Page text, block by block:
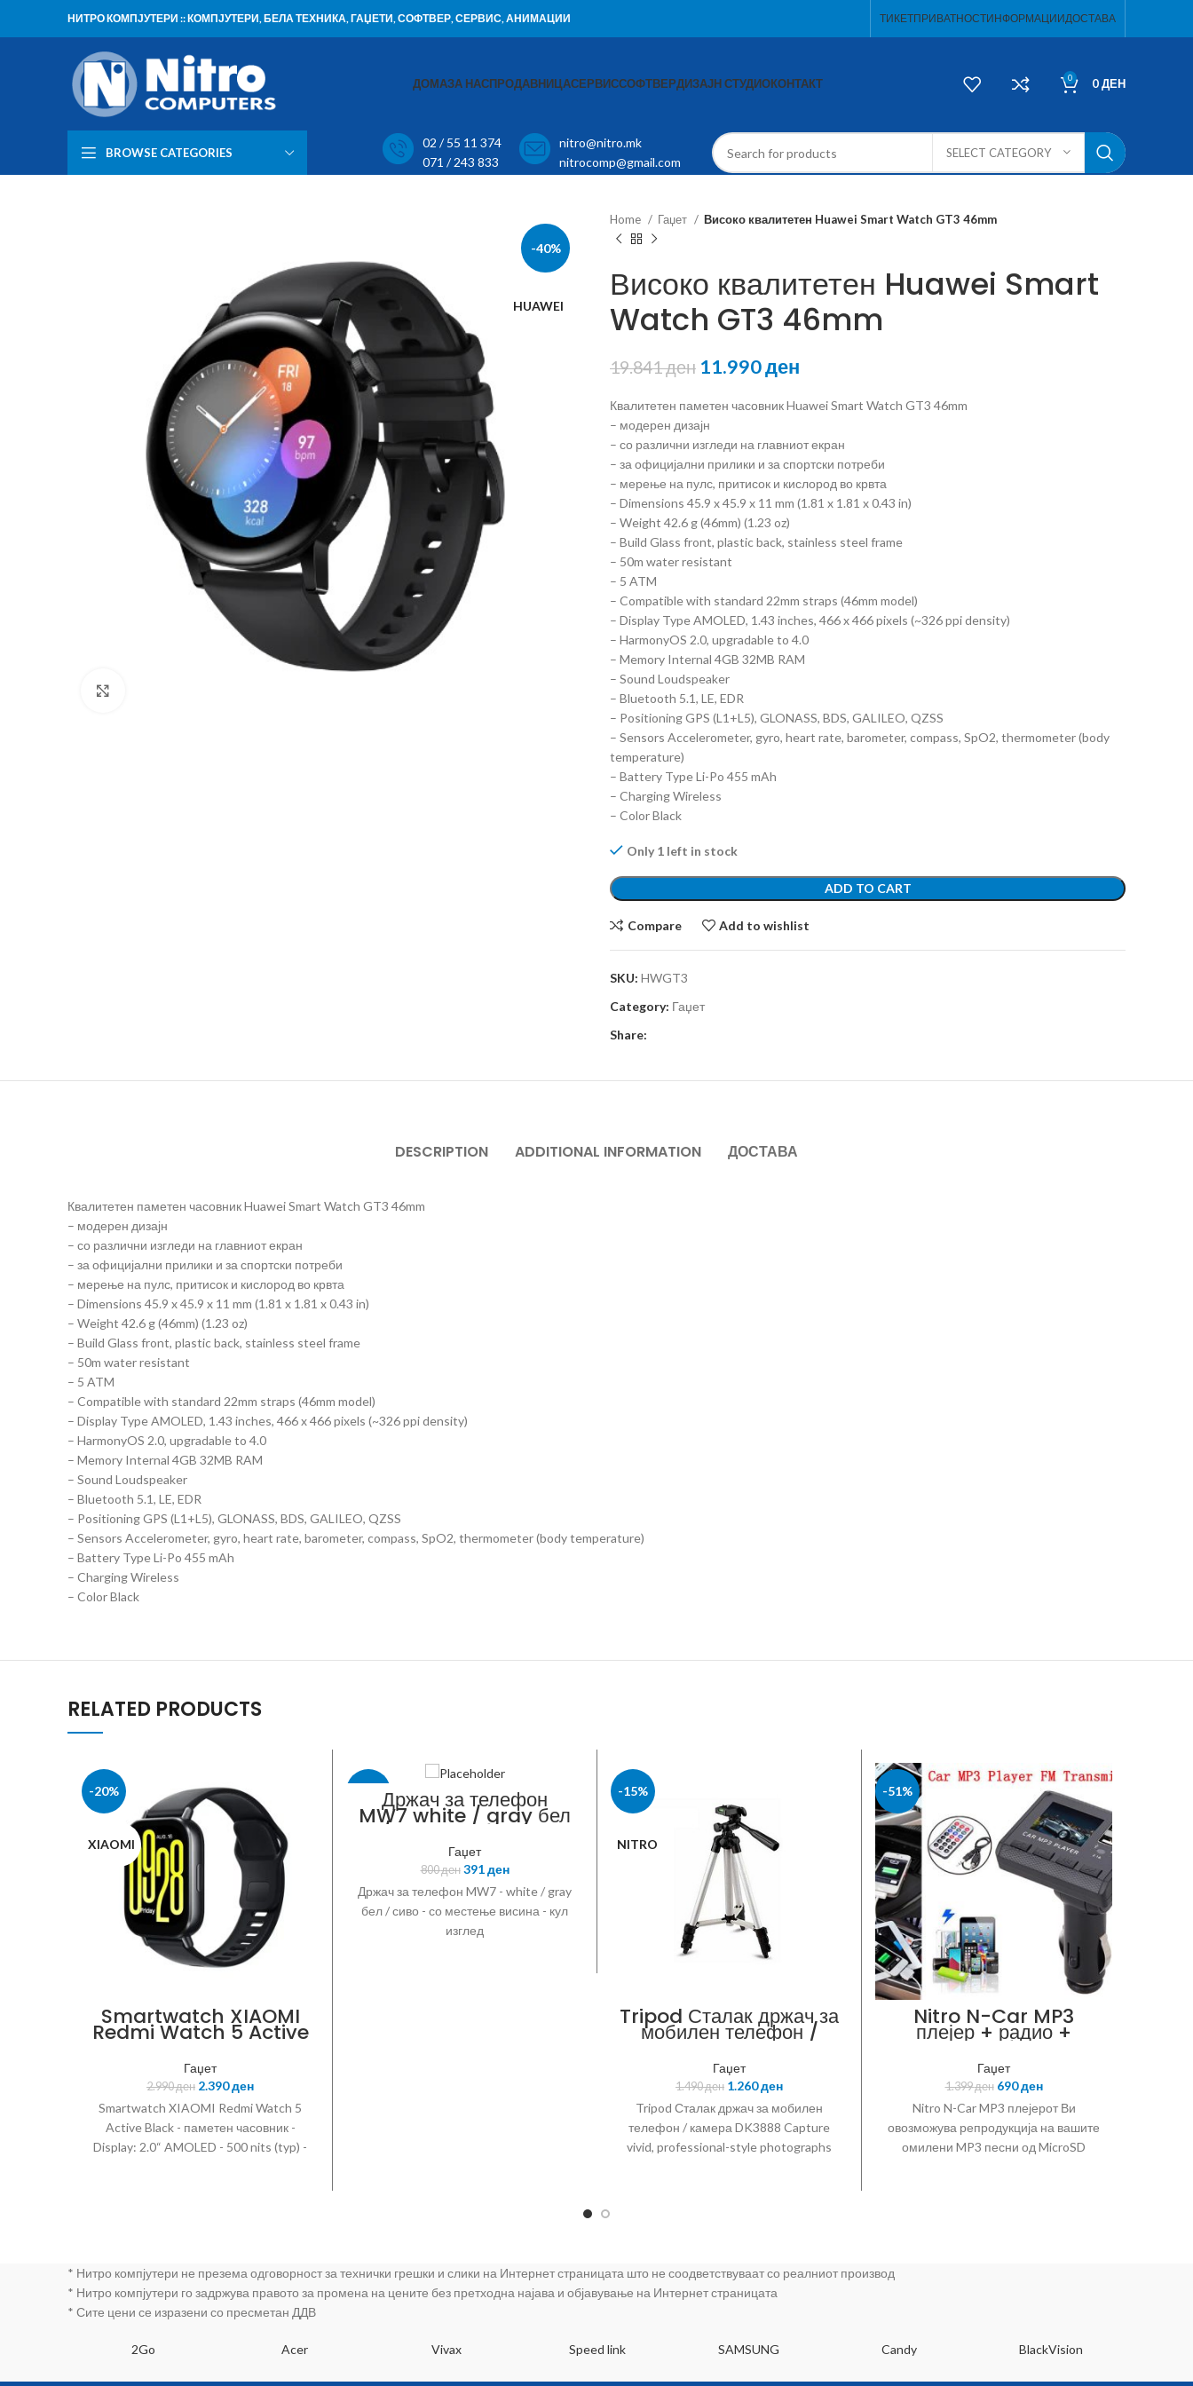
НИТРО КОМПЈУТЕРИ :: КОМПЈУТЕРИ, БЕЛА ТЕХНИКА, ГАЏЕТИ, СОФТВЕР, СЕРВИС, АНИМАЦИИ ТИКЕТПРИВАТНОСТИНФОРМАЦИИДОСТАВА
ДОМАЗА НАСПРОДАВНИЦАСЕРВИССОФТВЕРДИЗАЈН СТУДИОКОНТАКТ 0 0ДЕН
BROWSE CATEGORIES
02 / 55 11 374
071 / 243 833
nitro@nitro.mk
nitrocomp@gmail.com
SELECT CATEGORY
-40%
HUAWEI
Home Гаџет Високо квалитетен Huawei Smart Watch GT3 46mm
Високо квалитетен Huawei Smart
Watch GT3 46mm
19.841ден 11.990ден
Квалитетен паметен часовник Huawei Smart Watch GT3 46mm
– модерен дизајн
– со различни изгледи на главниот екран
– за официјални прилики и за спортски потреби
– мерење на пулс, притисок и кислород во крвта
– Dimensions 45.9 x 45.9 x 11 mm (1.81 x 1.81 x 0.43 in)
– Weight 42.6 g (46mm) (1.23 oz)
– Build Glass front, plastic back, stainless steel frame
– 50m water resistant
– 5 ATM
– Compatible with standard 22mm straps (46mm model)
– Display Type AMOLED, 1.43 inches, 466 x 466 pixels (~326 ppi density)
– HarmonyOS 2.0, upgradable to 4.0
– Memory Internal 4GB 32MB RAM
– Sound Loudspeaker
– Bluetooth 5.1, LE, EDR
– Positioning GPS (L1+L5), GLONASS, BDS, GALILEO, QZSS
– Sensors Accelerometer, gyro, heart rate, barometer, compass, SpO2, thermometer (body
temperature)
– Battery Type Li-Po 455 mAh
– Charging Wireless
– Color Black
Only 1 left in stock
ADD TO CART
Compare Add to wishlist
SKU: HWGT3
Category: Гаџет
Share:
DESCRIPTION ADDITIONAL INFORMATION ДОСТАВА
Квалитетен паметен часовник Huawei Smart Watch GT3 46mm
– модерен дизајн
– со различни изгледи на главниот екран
– за официјални прилики и за спортски потреби
– мерење на пулс, притисок и кислород во крвта
– Dimensions 45.9 x 45.9 x 11 mm (1.81 x 1.81 x 0.43 in)
– Weight 42.6 g (46mm) (1.23 oz)
– Build Glass front, plastic back, stainless steel frame
– 50m water resistant
– 5 ATM
– Compatible with standard 22mm straps (46mm model)
– Display Type AMOLED, 1.43 inches, 466 x 466 pixels (~326 ppi density)
– HarmonyOS 2.0, upgradable to 4.0
– Memory Internal 4GB 32MB RAM
– Sound Loudspeaker
– Bluetooth 5.1, LE, EDR
– Positioning GPS (L1+L5), GLONASS, BDS, GALILEO, QZSS
– Sensors Accelerometer, gyro, heart rate, barometer, compass, SpO2, thermometer (body temperature)
– Battery Type Li-Po 455 mAh
– Charging Wireless
– Color Black
RELATED PRODUCTS
-20%
XIAOMI
Smartwatch XIAOMI
Redmi Watch 5 Active
Black
Гаџет
2.990ден 2.390ден
Smartwatch XIAOMI Redmi Watch 5
Active Black - паметен часовник -
Display: 2.0“ AMOLED - 500 nits (typ) -
Држач за телефон
MW7 white / gray бел
/ сиво со местење
висина
Гаџет
800ден 391ден
Држач за телефон MW7 - white / gray
бел / сиво - со местење висина - кул
изглед
-15%
NITRO
Tripod Сталак држач за
мобилен телефон /
камера
Гаџет
1.490ден 1.260ден
Tripod Сталак држач за мобилен
телефон / камера DK3888 Capture
vivid, professional-style photographs
accessory for both novice and
professional photographers alike, the
range of digital, video and still cameras
features. Camera Cellphone Universal
-51%
Nitro N-Car MP3
плејер + радио +
handsfree
Гаџет
1.399ден 690ден
Nitro N-Car MP3 плејерот Ви
овозможува репродукција на вашите
омилени MP3 песни од MicroSD
* Нитро компјутери не презема одговорност за технички грешки и слики на Интернет страницата што не соодветствуваат со реалниот производ
* Нитро компјутери го задржува правото за промена на цените без претходна најава и објавување на Интернет страницата
* Сите цени се изразени со пресметан ДДВ
2Go Acer Vivax Speed link SAMSUNG Candy BlackVision